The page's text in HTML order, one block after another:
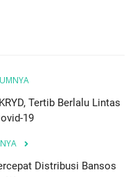
Tertib Berlalu Lintas
19
Distribusi Bansos